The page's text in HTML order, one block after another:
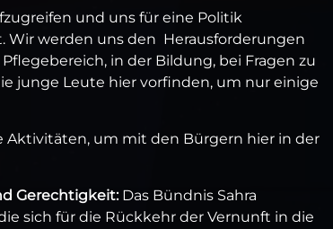
und uns für eine Politik
Wir werden uns den Herausforderungen
in der Bildung, bei Fragen zu
junge Leute hier vorfinden, um nur einige
Aktivitäten, um mit den Bürgern hier in der
Gerechtigkeit:Das Bündnis Sahra
sich für die Rückkehr der Vernunft in die